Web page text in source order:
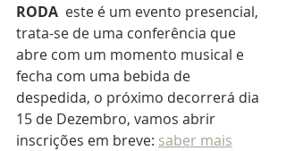
RODA este é um evento presencial,
trata-se de uma conferência que
abre com um momento musical e
fecha com uma bebida de
despedida, o próximo decorrerá dia
15 de Dezembro, vamos abrir
inscrições em breve: saber mais